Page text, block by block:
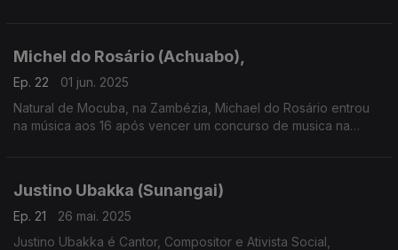
Michel do Rosário (Achuabo),
Ep. 22
01 jun. 2025
Natural de Mocuba, na Zambézia, Michael do Rosário entrou
na música aos 16 após vencer um concurso de musica na
Justino Ubakka (Sunangai)
Ep. 21
26 mai. 2025
Justino Ubakka é Cantor, Compositor e Ativista Social,